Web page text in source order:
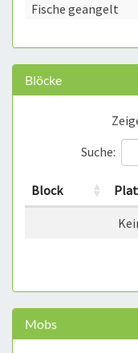
Fische geangelt
Blöcke
Suche:
Block
Mobs